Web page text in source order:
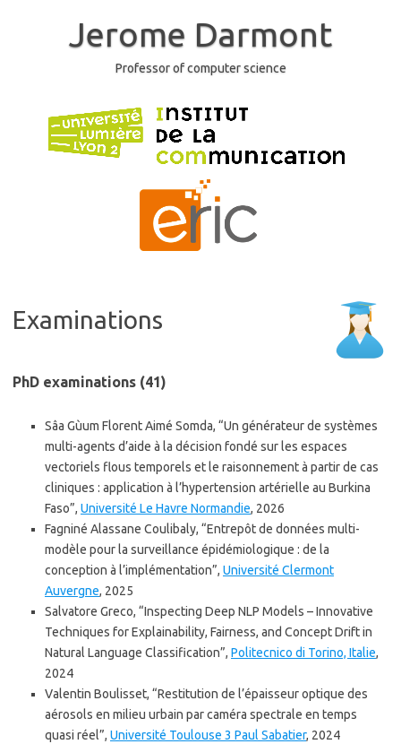
Jerome Darmont
Professor of computer science
Examinations
PhD examinations (41)
Sâa Gùum Florent Aimé Somda, “Un générateur de systèmes
multi-agents d’aide à la décision fondé sur les espaces
vectoriels flous temporels et le raisonnement à partir de cas
cliniques : application à l’hypertension artérielle au Burkina
Faso”, Université Le Havre Normandie, 2026
Fagniné Alassane Coulibaly, “Entrepôt de données multi-
modèle pour la surveillance épidémiologique : de la
conception à l’implémentation”, Université Clermont
Auvergne, 2025
Salvatore Greco, “Inspecting Deep NLP Models – Innovative
Techniques for Explainability, Fairness, and Concept Drift in
Natural Language Classification”, Politecnico di Torino, Italie,
2024
Valentin Boulisset, “Restitution de l’épaisseur optique des
aérosols en milieu urbain par caméra spectrale en temps
quasi réel”, Université Toulouse 3 Paul Sabatier, 2024